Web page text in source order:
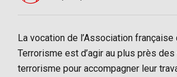
La vocation de l’Association
Terrorisme est d’agir au plus près
terrorisme pour accompagner leur